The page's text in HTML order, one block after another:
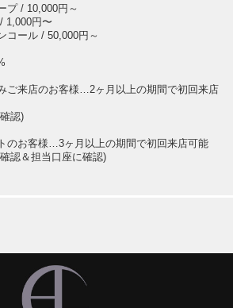
プ / 10,000円～
1,000円〜
コール / 50,000円～
ご来店のお客様…2ヶ月以上の期間で初回来店
認)
のお客様…3ヶ月以上の期間で初回来店可能
認＆担当口座に確認)